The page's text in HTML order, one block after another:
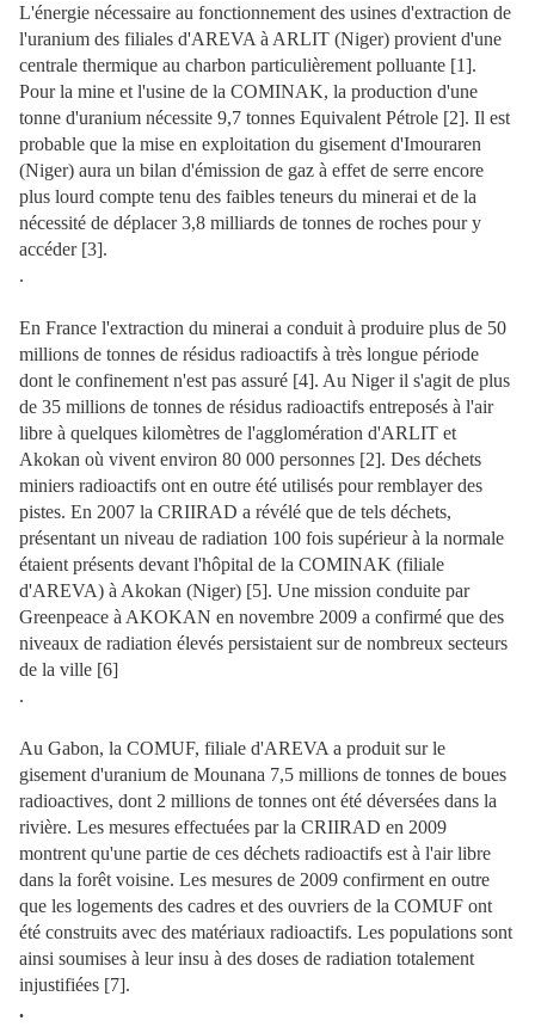
L'énergie nécessaire au fonctionnement des usines d'extraction de
l'uranium des filiales d'AREVA à ARLIT (Niger) provient d'une
centrale thermique au charbon particulièrement polluante [1].
Pour la mine et l'usine de la COMINAK, la production d'une
tonne d'uranium nécessite 9,7 tonnes Equivalent Pétrole [2]. Il est
probable que la mise en exploitation du gisement d'Imouraren
(Niger) aura un bilan d'émission de gaz à effet de serre encore
plus lourd compte tenu des faibles teneurs du minerai et de la
nécessité de déplacer 3,8 milliards de tonnes de roches pour y
accéder [3].
.
En France l'extraction du minerai a conduit à produire plus de 50
millions de tonnes de résidus radioactifs à très longue période
dont le confinement n'est pas assuré [4]. Au Niger il s'agit de plus
de 35 millions de tonnes de résidus radioactifs entreposés à l'air
libre à quelques kilomètres de l'agglomération d'ARLIT et
Akokan où vivent environ 80 000 personnes [2]. Des déchets
miniers radioactifs ont en outre été utilisés pour remblayer des
pistes. En 2007 la CRIIRAD a révélé que de tels déchets,
présentant un niveau de radiation 100 fois supérieur à la normale
étaient présents devant l'hôpital de la COMINAK (filiale
d'AREVA) à Akokan (Niger) [5]. Une mission conduite par
Greenpeace à AKOKAN en novembre 2009 a confirmé que des
niveaux de radiation élevés persistaient sur de nombreux secteurs
de la ville [6]
.
Au Gabon, la COMUF, filiale d'AREVA a produit sur le
gisement d'uranium de Mounana 7,5 millions de tonnes de boues
radioactives, dont 2 millions de tonnes ont été déversées dans la
rivière. Les mesures effectuées par la CRIIRAD en 2009
montrent qu'une partie de ces déchets radioactifs est à l'air libre
dans la forêt voisine. Les mesures de 2009 confirment en outre
que les logements des cadres et des ouvriers de la COMUF ont
été construits avec des matériaux radioactifs. Les populations sont
ainsi soumises à leur insu à des doses de radiation totalement
injustifiées [7].
.